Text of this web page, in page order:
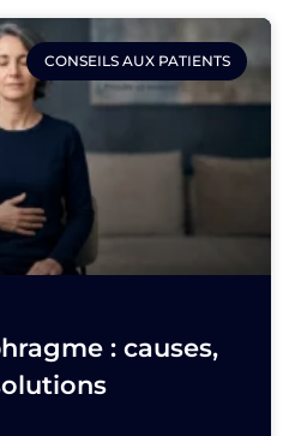
CONSEILS AUX PATIENTS
: causes,